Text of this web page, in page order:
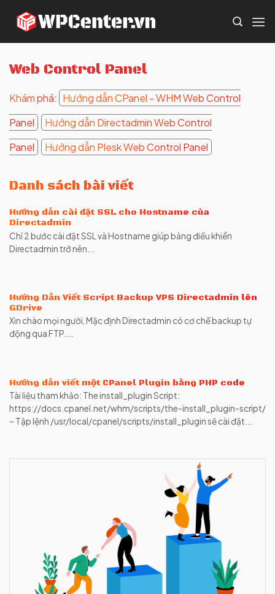
Web Control Panel
Khám phá: Hướng dẫn CPanel - WHM Web Control
Panel
Hướng dẫn Directadmin Web Control
Panel
Hướng dẫn Plesk Web Control Panel
Danh sách bài viết
Hướng dẫn cài đặt SSL cho Hostname của
Directadmin
Chỉ 2 bước cài đặt SSL và Hostname giúp bảng điều khiển
Directadmin trở nên...
Hướng Dẫn Viết Script Backup VPS Directadmin lên
GDrive
Xin chào mọi người, Mặc định Directadmin có cơ chế backup tự
động qua FTP....
Hướng dẫn viết một CPanel Plugin bằng PHP code
Tài liệu tham khảo: The install_plugin Script:
https://docs.cpanel.net/whm/scripts/the-install_plugin-script/
– Tập lệnh /usr/local/cpanel/scripts/install_plugin sẽ cài đặt...